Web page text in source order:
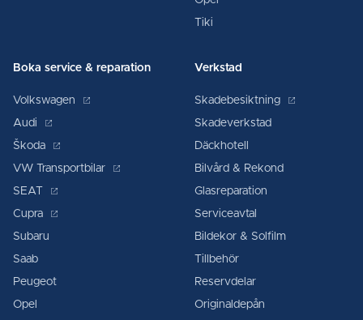
Tiki
Boka service & reparation
Volkswagen
Audi
Škoda
VW Transportbilar
SEAT
Cupra
Subaru
Saab
Peugeot
Opel
Verkstad
Skadebesiktning
Skadeverkstad
Däckhotell
Bilvård & Rekond
Glasreparation
Serviceavtal
Bildekor & Solfilm
Tillbehör
Reservdelar
Originaldepån